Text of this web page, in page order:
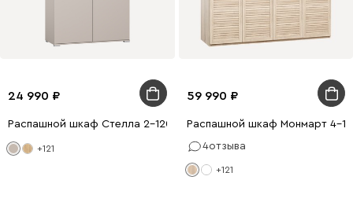
24 990
Распашной шкаф Стелла 2-120x220 Латте
+121
59 990
Распашной шкаф Монмарт 4-
4отзыва
+121